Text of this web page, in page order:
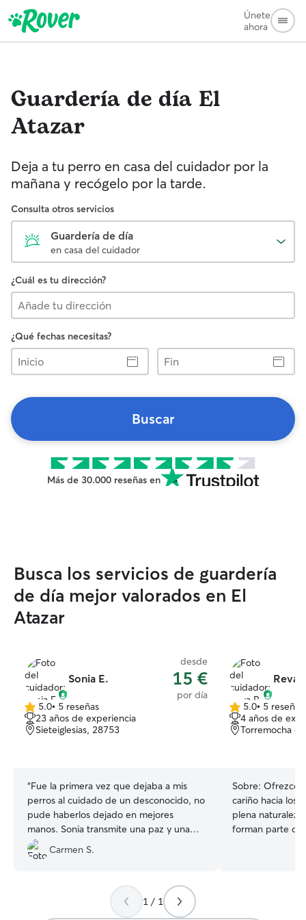
Únete
ahora
Guardería de día El
Atazar
Deja a tu perro en casa del cuidador por la
mañana y recógelo por la tarde.
Consulta otros servicios
Guardería de día
en casa del cuidador
¿Cuál es tu dirección?
¿Qué fechas necesitas?
Inicio
Fin
Buscar
Más de 30.000 reseñas en
Busca los servicios de guardería
de día mejor valorados en El
Atazar
Sonia E.
desde
15 €
por día
5.0
de
5
5.0• 5 reseñas
23 años de experiencia
Sieteiglesias, 28753
“Fue la primera vez que dejaba a mis
perros al cuidado de un desconocido, no
pude haberlos dejado en mejores
manos. Sonia transmite una paz y una
energía maravillosa, fue paciente y
cariñosa con ellos, ideal para que Lio y
casa. Me mantuvo informada de cada
avance con fotos y videos. Sin duda
repito! Muchísimas gracias Sonia!”
Carmen S.
Reva
5.0
de
5
5.0• 5 reseñas
4 años de
Torremocha
Sobre: Ofrezco
cariño hacia los
plena
forman parte de
vuelvas a
1 / 1